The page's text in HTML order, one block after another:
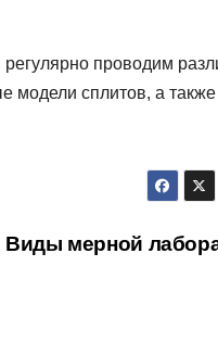
регулярно проводим
сплитов, а также
Виды мерной